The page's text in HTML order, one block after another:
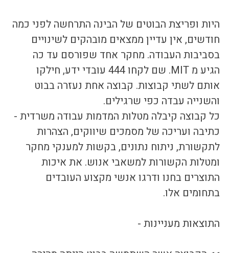
היות ופריצת הבוטים של הבינה התרחשה לפני כמה
חודשים, אין עדיין ממצאים מובהקים לשינויים
בסביבות העבודה. מחקר אחד שפורסם עד כה
הגיע מ MIT. שם לקחו 444 עובדי ידע, חילקו
אותם לשתי קבוצות. קבוצה אחת נעזרה בבוט
והשנייה עבדה כפי שרגילים.
כל קבוצה קיבלה מטלות המדמות עבודה משרדית -
כתיבה ועריכה של מסמכים שיווקים, הצהרות
לתקשורת, ניתוח נתונים, בקשות למענקי מחקר
ומטלות הקשורות למשאבי אנוש. את איכות
התוצרים בחנו ודרגו אנשי מקצוע העובדים
בתחומים אלו.
התוצאות מעניינות -